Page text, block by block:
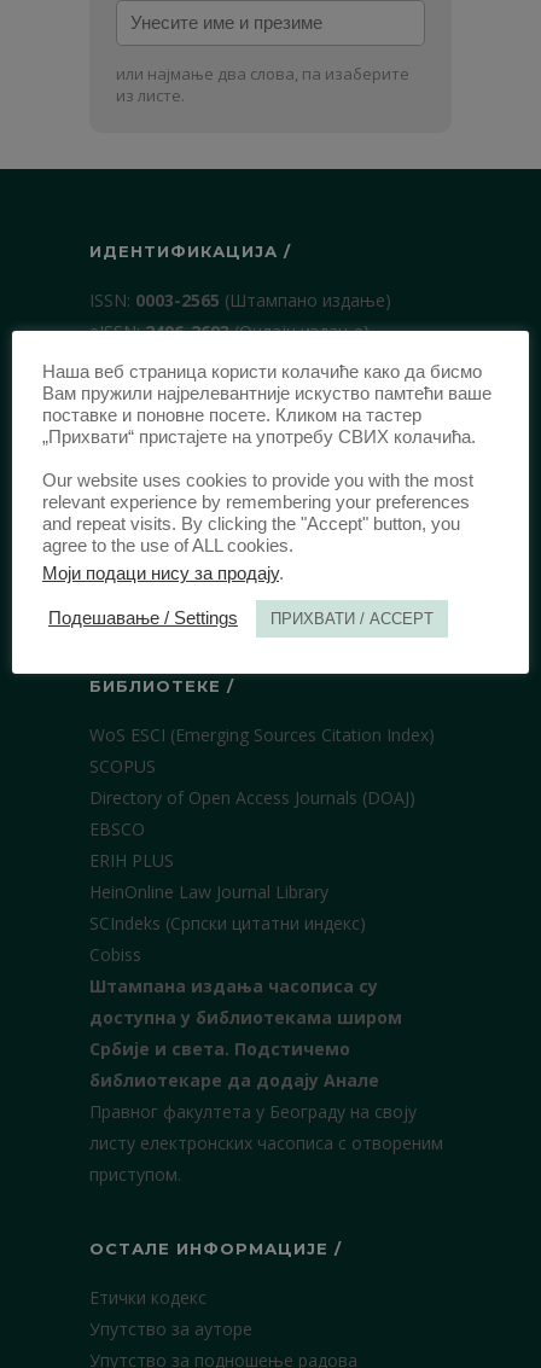
Унесите
име
и
презиме
или најмање два слова, па изаберите
из листе.
ИДЕНТИФИКАЦИЈА /
ISSN: 0003-2565 (Штампано издање)
еISSN:2406-2693(Онлајн издање)
DOI: 10.51204/Anali_PFBU_1906
ИЗДАВАЧ /
Правни факултет Универзитета у
Београду
Булевар краља Александра 67
11000 Београд
Србија
БИБЛИОТЕКЕ /
WoS ESCI (Emerging Sources Citation Index)
SCOPUS
Directory of Open Access Journals (DOAJ)
EBSCO
ERIH PLUS
HeinOnline Law Journal Library
SCIndeks (Српски цитатни индекс)
Cobiss
Штампана издања часописа су
доступна у библиотекама широм
Србије и света. Подстичемо
библиотекаре да додају Анале
Правног факултета у Београду на своју
листу електронских часописа с отвореним
приступом.
ОСТАЛЕ ИНФОРМАЦИЈЕ /
Етички кодекс
Упутство за ауторе
Упутство за подношење радова
Наша веб страница користи колачиће како да бисмо
Вам пружили најрелевантније искуство памтећи ваше
поставке и поновне посете. Кликом на тастер
„Прихвати“ пристајете на употребу СВИХ колачића.
Our website uses cookies to provide you with the most
relevant experience by remembering your preferences
and repeat visits. By clicking the "Accept" button, you
agree to the use of ALL cookies.
Моји подаци нису за продају.
Подешавање / Settings ПРИХВАТИ / ACCEPT